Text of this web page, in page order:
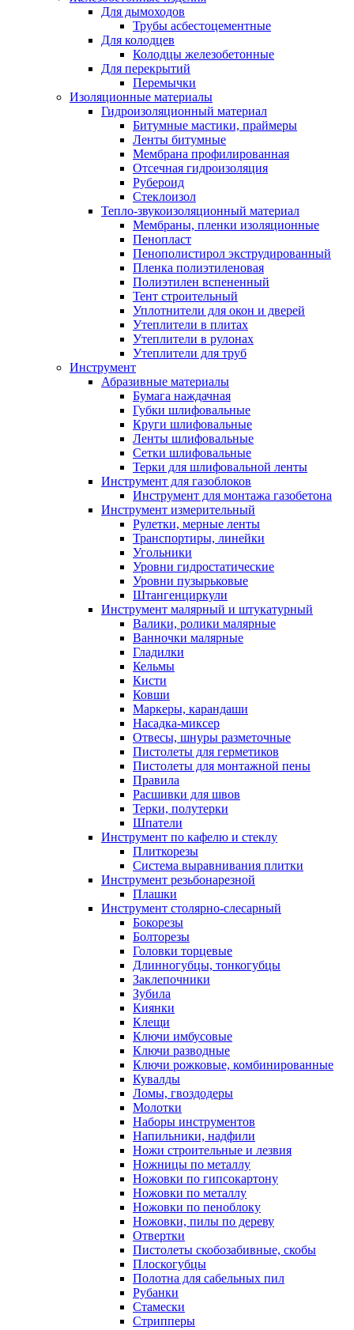
Для дымоходов
Трубы асбестоцементные
Для колодцев
Колодцы железобетонные
Для перекрытий
Перемычки
Изоляционные материалы
Гидроизоляционный материал
Битумные мастики, праймеры
Ленты битумные
Мембрана профилированная
Отсечная гидроизоляция
Рубероид
Стеклоизол
Тепло-звукоизоляционный материал
Мембраны, пленки изоляционные
Пенопласт
Пенополистирол экструдированный
Пленка полиэтиленовая
Полиэтилен вспененный
Тент строительный
Уплотнители для окон и дверей
Утеплители в плитах
Утеплители в рулонах
Утеплители для труб
Инструмент
Абразивные материалы
Бумага наждачная
Губки шлифовальные
Круги шлифовальные
Ленты шлифовальные
Сетки шлифовальные
Терки для шлифовальной ленты
Инструмент для газоблоков
Инструмент для монтажа газобетона
Инструмент измерительный
Рулетки, мерные ленты
Транспортиры, линейки
Угольники
Уровни гидростатические
Уровни пузырьковые
Штангенциркули
Инструмент малярный и штукатурный
Валики, ролики малярные
Ванночки малярные
Гладилки
Кельмы
Кисти
Ковши
Маркеры, карандаши
Насадка-миксер
Отвесы, шнуры разметочные
Пистолеты для герметиков
Пистолеты для монтажной пены
Правила
Расшивки для швов
Терки, полутерки
Шпатели
Инструмент по кафелю и стеклу
Плиткорезы
Система выравнивания плитки
Инструмент резьбонарезной
Плашки
Инструмент столярно-слесарный
Бокорезы
Болторезы
Головки торцевые
Длинногубцы, тонкогубцы
Заклепочники
Зубила
Киянки
Клещи
Ключи имбусовые
Ключи разводные
Ключи рожковые, комбинированные
Кувалды
Ломы, гвоздодеры
Молотки
Наборы инструментов
Напильники, надфили
Ножи строительные и лезвия
Ножницы по металлу
Ножовки по гипсокартону
Ножовки по металлу
Ножовки по пеноблоку
Ножовки, пилы по дереву
Отвертки
Пистолеты скобозабивные, скобы
Плоскогубцы
Полотна для сабельных пил
Рубанки
Стамески
Стрипперы